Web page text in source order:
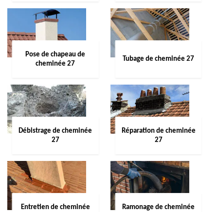
Pose de chapeau de
cheminée 27
Tubage de cheminée 27
Débistrage de cheminée
27
Réparation de cheminée
27
Entretien de cheminée
Ramonage de cheminée